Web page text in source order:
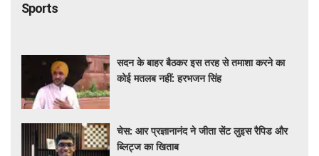
Sports
सदन के बाहर बैठकर इस तरह से तमाशा करने का
कोई मतलब नहीं: हरभजन सिंह
चेस: आर प्रज्ञानानंद ने जीता सेंट लुइस रैपिड और
ब्लिट्ज का खिताब